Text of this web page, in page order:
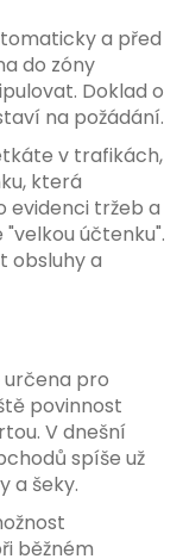
a před
do zóny
Doklad o
na požádání.
v trafikách,
která
evidenci tržeb a
účtenku".
obsluhy a
pro
povinnost
V dnešní
spíše už
a šeky.
běžném